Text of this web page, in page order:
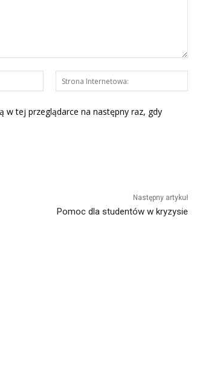
mail:*
tej przeglądarce na następny raz, gdy
Następny artykuł
Pomoc dla studentów w kryzysie